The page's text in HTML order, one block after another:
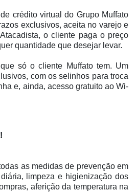
crédito virtual do Grupo Muffato
exclusivos, aceita no varejo e
o cliente paga o preço
quantidade que desejar levar.
só o cliente Muffato tem. Um
com os selinhos para troca
e, ainda, acesso gratuito ao Wi-
as medidas de prevenção em
limpeza e higienização dos
aferição da temperatura na